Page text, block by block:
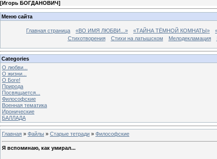
[Игорь БОГДАНОВИЧ]
Меню сайта
Главная страница «ВО ИМЯ ЛЮБВИ...» «ТАЙНА ТЁМНОЙ КОМНАТЫ»
Стихотворения
Стихи на латышском Мелодекламация
Categories
О любви...
О жизни...
О Боге!
Природа
Посвящается...
Философские
Военная тематика
Иронические
БАЛЛАДА
Главная » Файлы » Старые тетради » Философские
Я вспоминаю, как умирал...